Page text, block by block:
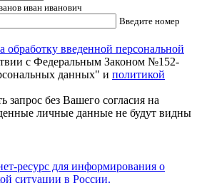
иван иванович
Введите номер
обработку введенной персональной
с Федеральным Законом №152-
данных" и политикой
без Вашего согласия на
личные данные не будут видны